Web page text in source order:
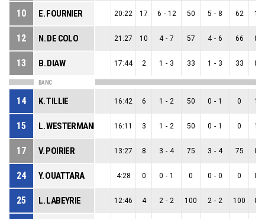
10 E. FOURNIER 20:22 17 6 - 12 50 5 - 8 62 1
12 N. DE COLO 21:27 10 4 - 7 57 4 - 6 66 0
13 B. DIAW 17:44 2 1 - 3 33 1 - 3 33 0
BANC
14 K. TILLIE 16:42 6 1 - 2 50 0 - 1 0 1
15 L. WESTERMANN 16:11 3 1 - 2 50 0 - 1 0 1
17 V. POIRIER 13:27 8 3 - 4 75 3 - 4 75 0
24 Y. OUATTARA 4:28 0 0 - 1 0 0 - 0 0 0
25 L. LABEYRIE 12:46 4 2 - 2 100 2 - 2 100 0